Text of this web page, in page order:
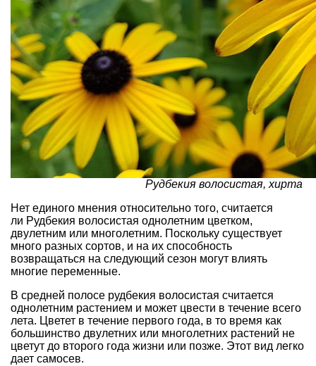
Рудбекия волосистая, хирта
Нет единого мнения относительно того, считается
ли Рудбекия волосистая однолетним цветком,
двулетним или многолетним. Поскольку существует
много разных сортов, и на их способность
возвращаться на следующий сезон могут влиять
многие переменные.
В средней полосе рудбекия волосистая считается
однолетним растением и может цвести в течение всего
лета. Цветет в течение первого года, в то время как
большинство двулетних или многолетних растений не
цветут до второго года жизни или позже. Этот вид легко
дает самосев.